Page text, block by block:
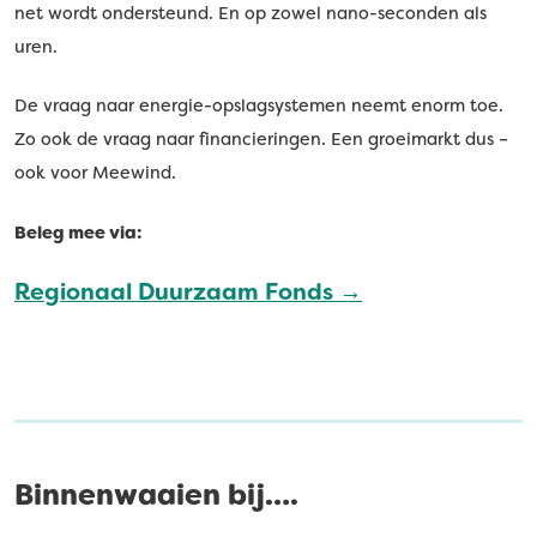
net wordt ondersteund. En op zowel nano-seconden als
uren.
De vraag naar energie-opslagsystemen neemt enorm toe.
Zo ook de vraag naar financieringen. Een groeimarkt dus –
ook voor Meewind.
Beleg mee via:
Regionaal Duurzaam Fonds →
Binnenwaaien bij….